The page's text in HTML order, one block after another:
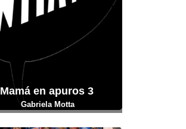
Mamá en apuros 3
Gabriela Motta